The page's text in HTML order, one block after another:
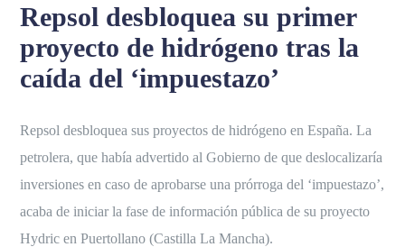
Repsol desbloquea su primer
proyecto de hidrógeno tras la
caída del ‘impuestazo’
Repsol desbloquea sus proyectos de hidrógeno en España. La
petrolera, que había advertido al Gobierno de que deslocalizaría
inversiones en caso de aprobarse una prórroga del ‘impuestazo’,
acaba de iniciar la fase de información pública de su proyecto
Hydric en Puertollano (Castilla La Mancha).